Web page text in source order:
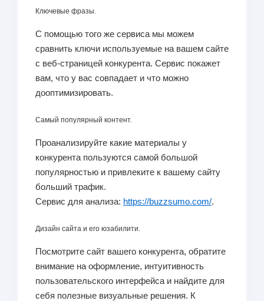
Ключевые фразы.
С помощью того же сервиса мы можем
сравнить ключи используемые на вашем сайте
с веб-страницей конкурента. Сервис покажет
вам, что у вас совпадает и что можно
дооптимизировать.
Самый популярный контент.
Проанализируйте какие материалы у
конкурента пользуются самой большой
популярностью и привлеките к вашему сайту
больший трафик.
Сервис для анализа: https://buzzsumo.com/.
Дизайн сайта и его юзабилити.
Посмотрите сайт вашего конкурента, обратите
внимание на оформление, интуитивность
пользовательского интерфейса и найдите для
себя полезные визуальные решения. К